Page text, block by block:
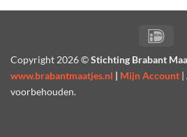
Copyright 2026 ©Stichting Brabant
www.brabantmaatjes.nl | Mijn Account |
voorbehouden.